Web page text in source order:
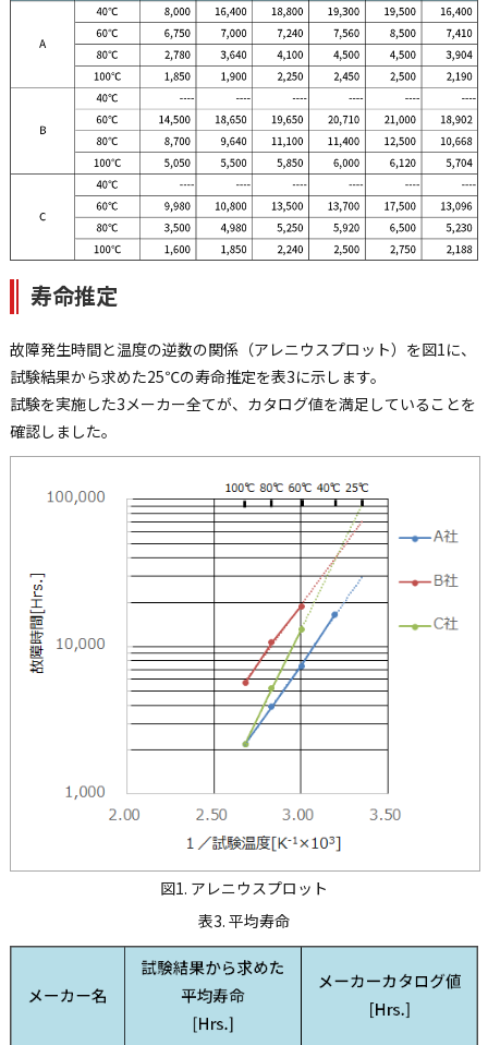
寿命推定
故障発生時間と温度の逆数の関係（アレニウスプロット）を図1に、
試験結果から求めた25℃の寿命推定を表3に示します。
試験を実施した3メーカー全てが、カタログ値を満足していることを
確認しました。
図1. アレニウスプロット
表3. 平均寿命